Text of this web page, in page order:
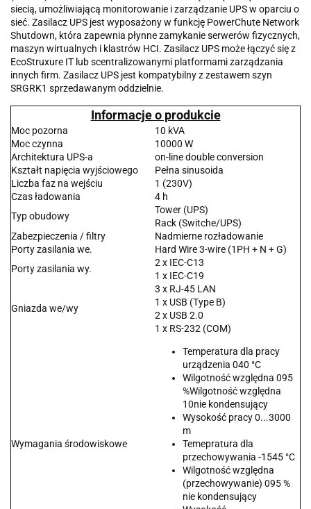
siecią, umożliwiającą monitorowanie i zarządzanie UPS w oparciu o
sieć. Zasilacz UPS jest wyposażony w funkcję PowerChute Network
Shutdown, która zapewnia płynne zamykanie serwerów fizycznych,
maszyn wirtualnych i klastrów HCI. Zasilacz UPS może łączyć się z
EcoStruxure IT lub scentralizowanymi platformami zarządzania
innych firm. Zasilacz UPS jest kompatybilny z zestawem szyn
SRGRK1 sprzedawanym oddzielnie.
Informacje o produkcie
Moc pozorna
10 kVA
Moc czynna
10000 W
Architektura UPS-a
on-line double conversion
Kształt napięcia wyjściowego
Pełna sinusoida
Liczba faz na wejściu
1 (230V)
Czas ładowania
4 h
Typ obudowy
Tower (UPS)
Rack (Switche/UPS)
Zabezpieczenia / filtry
Nadmierne rozładowanie
Porty zasilania we.
Hard Wire 3-wire (1PH + N + G)
Porty zasilania wy.
2 x IEC-C13
1 x IEC-C19
Gniazda we/wy
3 x RJ-45 LAN
1 x USB (Type B)
2 x USB 2.0
1 x RS-232 (COM)
Wymagania środowiskowe
Temperatura dla pracy
urządzenia 040 °C
Wilgotność względna 095
%Wilgotność względna
10nie kondensujący
Wysokość pracy 0...3000
m
Temepratura dla
przechowywania -1545 °C
Wilgotność względna
(przechowywanie) 095 %
nie kondensujący